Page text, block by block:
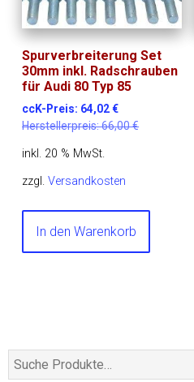
Spurverbreiterung Set
30mm inkl. Radschrauben
für Audi 80 Typ 85
ccK-Preis: 64,02€
Herstellerpreis:66,00€
inkl. 20 % MwSt.
zzgl.Versandkosten
In den Warenkorb